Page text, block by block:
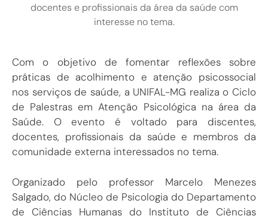
docentes e profissionais da área da saúde com
interesse no tema.
Com o objetivo de fomentar reflexões sobre
práticas de acolhimento e atenção psicossocial
nos serviços de saúde, a UNIFAL-MG realiza o Ciclo
de Palestras em Atenção Psicológica na área da
Saúde. O evento é voltado para discentes,
docentes, profissionais da saúde e membros da
comunidade externa interessados no tema.
Organizado pelo professor Marcelo Menezes
Salgado, do Núcleo de Psicologia do Departamento
de Ciências Humanas do Instituto de Ciências